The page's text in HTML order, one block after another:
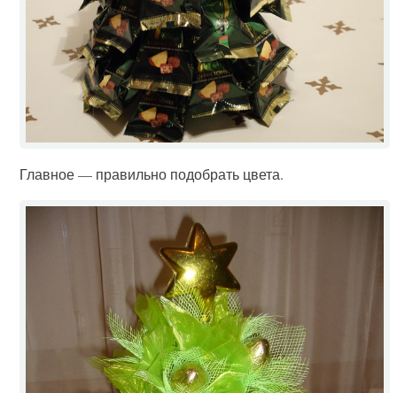
Главное — правильно подобрать цвета.